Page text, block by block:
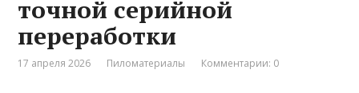
точной серийной
переработки
17 апреля 2026 Пиломатериалы Комментарии: 0